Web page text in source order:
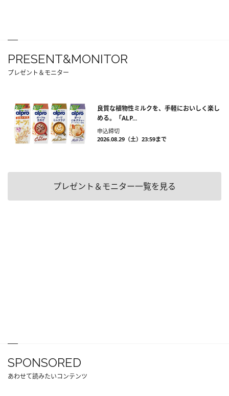
PRESENT&MONITOR
プレゼント＆モニター
良質な植物性ミルクを、手軽においしく楽し
める。「ALP...
申込締切
2026.08.29（土）23:59まで
プレゼント＆モニター一覧を見る
SPONSORED
あわせて読みたいコンテンツ